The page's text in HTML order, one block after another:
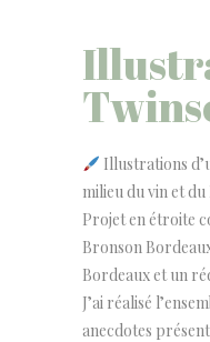
Illustrations
milieu du vin et
Projet en étroite
Bronson
Bordeaux et un
J’ai réalisé
anecdotes